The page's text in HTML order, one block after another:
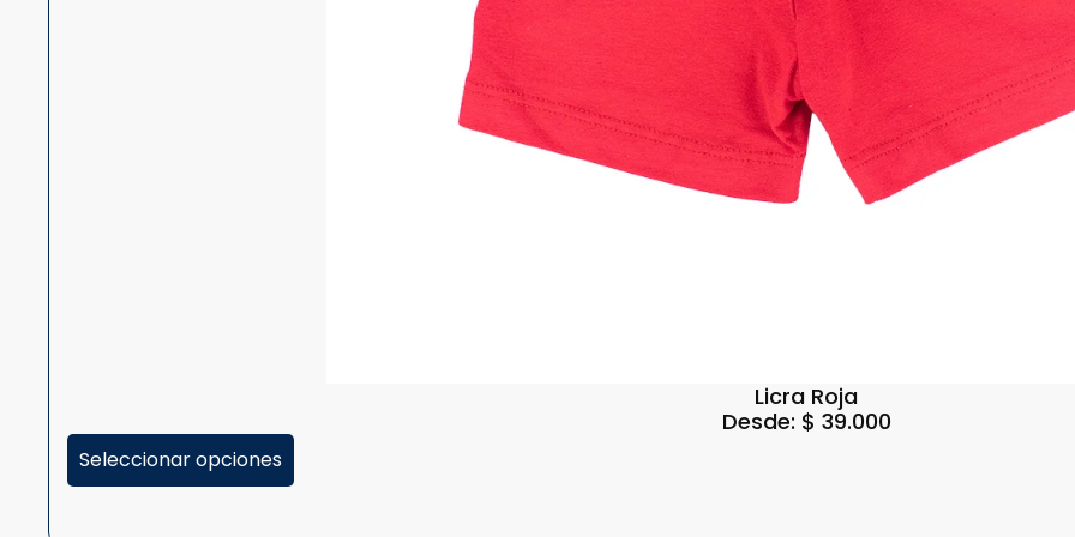
Licra Roja
Desde: $ 39.000
Seleccionar opciones